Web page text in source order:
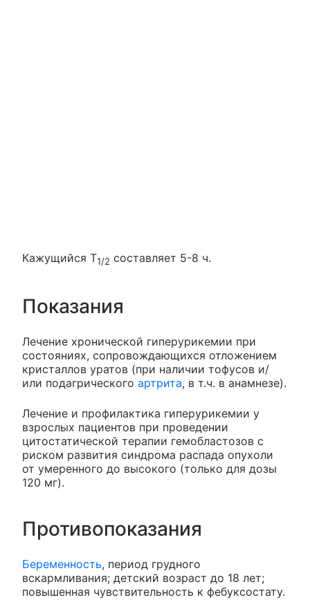
Кажущийся T1/2 составляет 5-8 ч.
Показания
Лечение хронической гиперурикемии при
состояниях, сопровождающихся отложением
кристаллов уратов (при наличии тофусов и/
или подагрического артрита, в т.ч. в анамнезе).
Лечение и профилактика гиперурикемии у
взрослых пациентов при проведении
цитостатической терапии гемобластозов с
риском развития синдрома распада опухоли
от умеренного до высокого (только для дозы
120 мг).
Противопоказания
Беременность, период грудного
вскармливания; детский возраст до 18 лет;
повышенная чувствительность к фебуксостату.